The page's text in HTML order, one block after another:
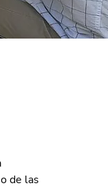
de las